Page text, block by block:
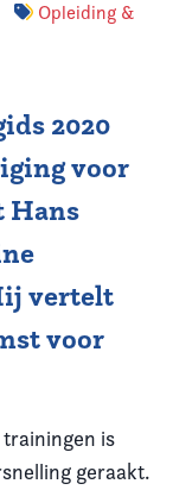
Opleiding &
2020
voor
Hans
vertelt
voor
is
geraakt.